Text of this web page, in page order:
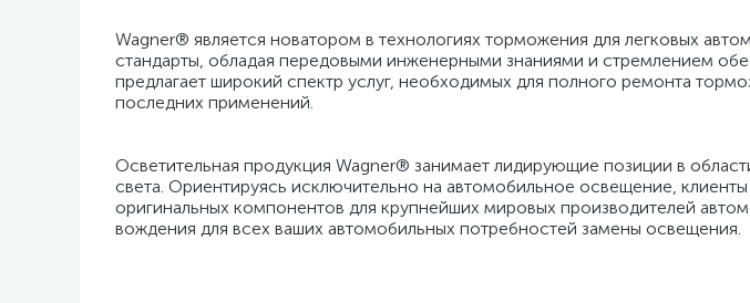
Wagner® является новатором в технологиях торможения для легковых
стандарты, обладая передовыми инженерными знаниями и стремлением
предлагает широкий спектр услуг, необходимых для полного ремонта
последних применений.
Осветительная продукция Wagner® занимает лидирующие позиции в
света. Ориентируясь исключительно на автомобильное освещение,
оригинальных компонентов для крупнейших мировых производителей
вождения для всех ваших автомобильных потребностей замены освещения.